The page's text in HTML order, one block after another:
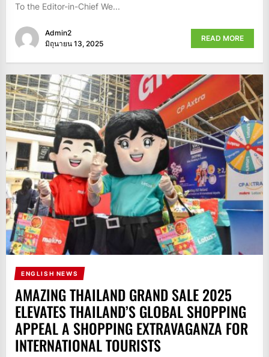
To the Editor-in-Chief We...
Admin2
มิถุนายน 13, 2025
READ MORE
ENGLISH NEWS
AMAZING THAILAND GRAND SALE 2025
ELEVATES THAILAND’S GLOBAL SHOPPING
APPEAL A SHOPPING EXTRAVAGANZA FOR
INTERNATIONAL TOURISTS